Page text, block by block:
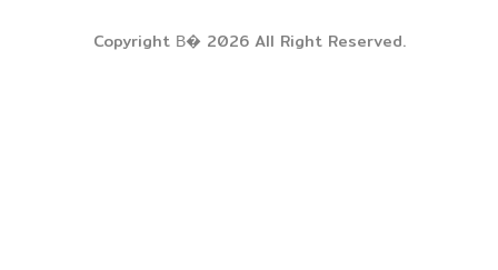
Copyright В� 2026 All Right Reserved.